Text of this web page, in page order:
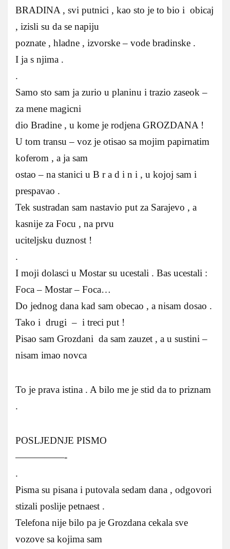
BRADINA , svi putnici , kao sto je to bio i obicaj
, izisli su da se napiju
poznate , hladne , izvorske – vode bradinske .
I ja s njima .
.
Samo sto sam ja zurio u planinu i trazio zaseok –
za mene magicni
dio Bradine , u kome je rodjena GROZDANA !
U tom transu – voz je otisao sa mojim papirnatim
koferom , a ja sam
ostao – na stanici u B r a d i n i , u kojoj sam i
prespavao .
Tek sustradan sam nastavio put za Sarajevo , a
kasnije za Focu , na prvu
uciteljsku duznost !
.
I moji dolasci u Mostar su ucestali . Bas ucestali :
Foca – Mostar – Foca…
Do jednog dana kad sam obecao , a nisam dosao .
Tako i drugi – i treci put !
Pisao sam Grozdani da sam zauzet , a u sustini –
nisam imao novca
To je prava istina . A bilo me je stid da to priznam
.
POSLJEDNJE PISMO
—————-
.
Pisma su pisana i putovala sedam dana , odgovori
stizali poslije petnaest .
Telefona nije bilo pa je Grozdana cekala sve
vozove sa kojima sam